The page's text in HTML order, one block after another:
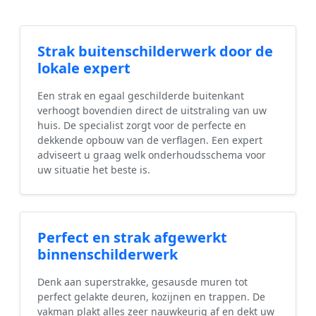
Strak buitenschilderwerk door de
lokale expert
Een strak en egaal geschilderde buitenkant
verhoogt bovendien direct de uitstraling van uw
huis. De specialist zorgt voor de perfecte en
dekkende opbouw van de verflagen. Een expert
adviseert u graag welk onderhoudsschema voor
uw situatie het beste is.
Perfect en strak afgewerkt
binnenschilderwerk
Denk aan superstrakke, gesausde muren tot
perfect gelakte deuren, kozijnen en trappen. De
vakman plakt alles zeer nauwkeurig af en dekt uw